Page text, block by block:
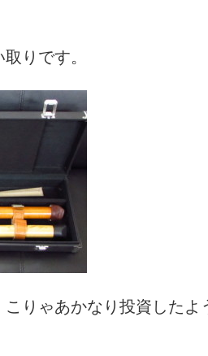
りです。
りゃあかなり投資したよ